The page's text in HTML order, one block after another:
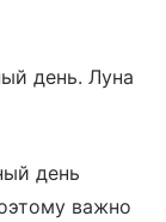
день. Луна
день
важно